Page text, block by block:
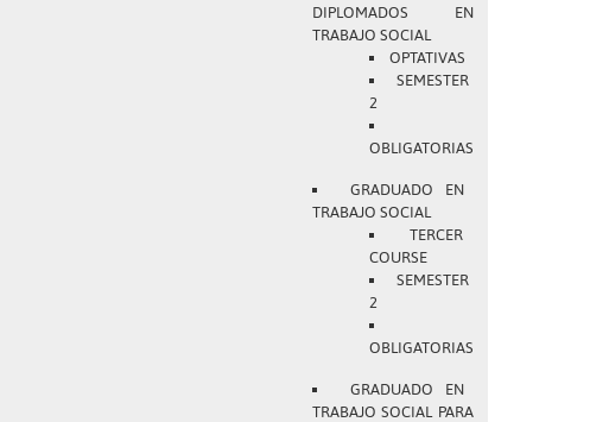
DIPLOMADOS EN
TRABAJO SOCIAL
OPTATIVAS
SEMESTER
2
OBLIGATORIAS
GRADUADO EN
TRABAJO SOCIAL
TERCER
COURSE
SEMESTER
2
OBLIGATORIAS
GRADUADO EN
TRABAJO SOCIAL PARA